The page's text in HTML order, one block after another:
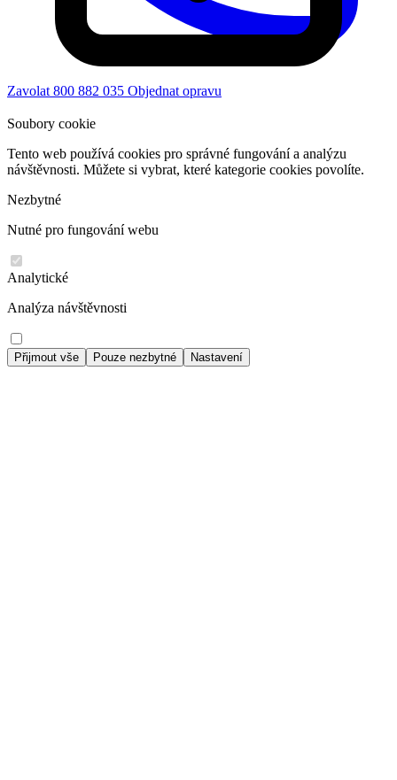
Zavolat 800 882 035 Objednat opravu
Soubory cookie
Tento web používá cookies pro správné fungování a analýzu
návštěvnosti. Můžete si vybrat, které kategorie cookies povolíte.
Nezbytné
Nutné pro fungování webu
Analytické
Analýza návštěvnosti
Přijmout vše Pouze nezbytné Nastavení